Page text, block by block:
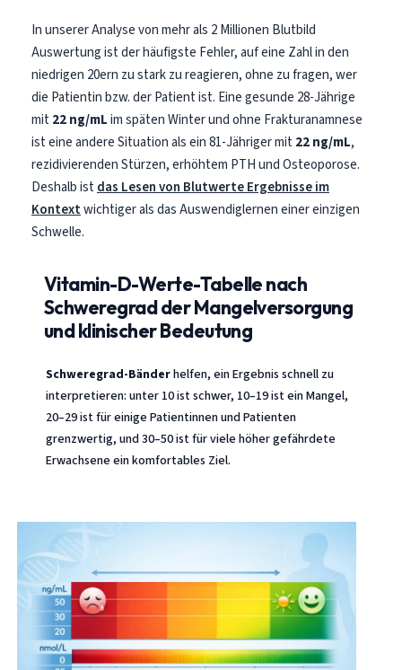
In unserer Analyse von mehr als 2 Millionen Blutbild
Auswertung ist der häufigste Fehler, auf eine Zahl in den
niedrigen 20ern zu stark zu reagieren, ohne zu fragen, wer
die Patientin bzw. der Patient ist. Eine gesunde 28-Jährige
mit 22 ng/mLim späten Winter und ohne Frakturanamnese
ist eine andere Situation als ein 81-Jähriger mit 22 ng/mL,
rezidivierenden Stürzen, erhöhtem PTH und Osteoporose.
Deshalb ist das Lesen von Blutwerte Ergebnisse im
Kontextwichtiger als das Auswendiglernen einer einzigen
Schwelle.
Vitamin-D-Werte-Tabelle nach
Schweregrad der Mangelversorgung
und klinischer Bedeutung
Schweregrad-Bänderhelfen, ein Ergebnis schnell zu
interpretieren: unter 10 ist schwer, 10–19 ist ein Mangel,
20–29 ist für einige Patientinnen und Patienten
grenzwertig, und 30–50 ist für viele höher gefährdete
Erwachsene ein komfortables Ziel.